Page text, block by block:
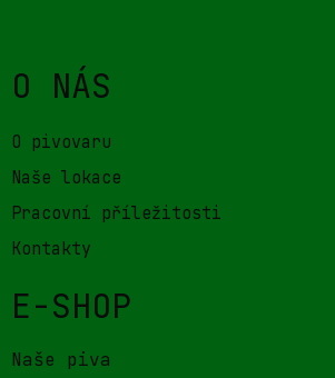
O NÁS
O pivovaru
Naše lokace
Pracovní příležitosti
Kontakty
E-SHOP
Naše piva